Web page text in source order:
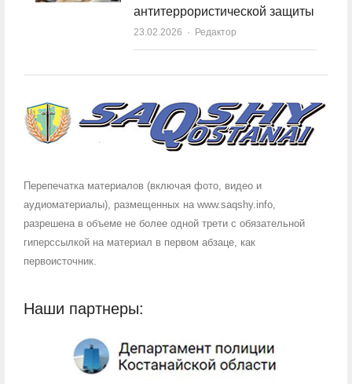
антитеррористической защиты
23.02.2026 Author
Редактор
Перепечатка материалов (включая фото, видео и
аудиоматериалы), размещенных на www.saqshy.info,
разрешена в объеме не более одной трети с обязательной
гиперссылкой на материал в первом абзаце, как
первоисточник.
Наши партнеры: